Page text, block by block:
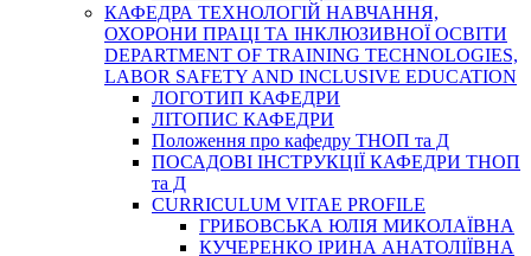
КАФЕДРА ТЕХНОЛОГІЙ НАВЧАННЯ,
ОХОРОНИ ПРАЦІ ТА ІНКЛЮЗИВНОЇ ОСВІТИ
DEPARTMENT OF TRAINING TECHNOLOGIES,
LABOR SAFETY AND INCLUSIVE EDUCATION
ЛОГОТИП КАФЕДРИ
ЛІТОПИС КАФЕДРИ
Положення про кафедру ТНОП та Д
ПОСАДОВІ ІНСТРУКЦІЇ КАФЕДРИ ТНОП
та Д
CURRICULUM VITAE PROFILE
ГРИБОВСЬКА ЮЛІЯ МИКОЛАЇВНА
КУЧЕРЕНКО ІРИНА АНАТОЛІЇВНА